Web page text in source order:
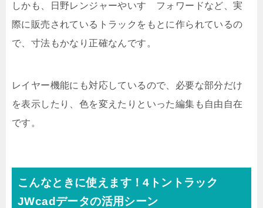
しかも、日野レンジャーやいすゞフォワードなど、実
際に販売されているトラックをもとに作られているの
で、寸法もかなり正確なんです。
レイヤー機能にも対応しているので、必要な部分だけ
を表示したり、色を変えたりといった編集も自由自在
です。
こんなときに使えます！4トントラック
JWcadデータの活用シーン